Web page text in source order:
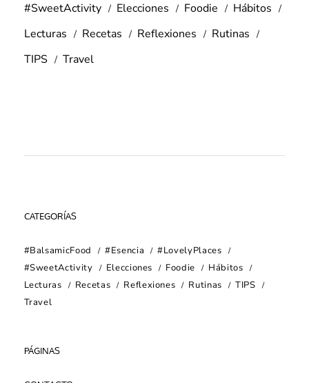
#SweetActivity
Elecciones Foodie
Hábitos
Lecturas
Recetas Reflexiones
Rutinas
TIPS
Travel
CATEGORÍAS
#BalsamicFood #Esencia
#LovelyPlaces
#SweetActivity
Elecciones Foodie
Hábitos
Lecturas
Recetas Reflexiones Rutinas
TIPS
Travel
PÁGINAS